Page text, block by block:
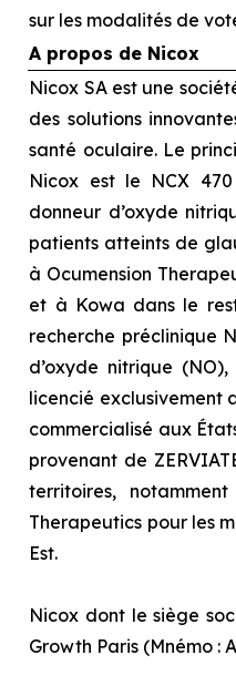
sur les modalités de
A propos de Nicox
Nicox SA est une
des solutions
santé oculaire. Le
Nicox est le NCX
donneur d’oxyde
patients atteints de
à Ocumension
et à Kowa dans le
recherche préclinique
d’oxyde nitrique
licencié exclusivement
commercialisé aux
provenant de
territoires,
Therapeutics pour les
Est.
Nicox dont le siège
Growth Paris (Mnémo :